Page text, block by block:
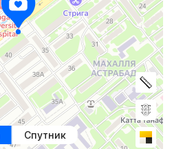
Спутник